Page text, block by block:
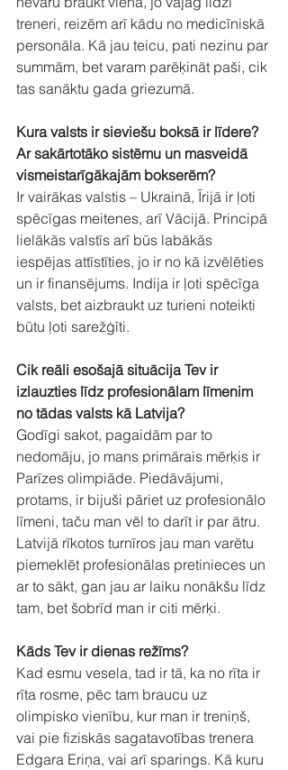
treneri, reizēm arī kādu no medicīniskā
personāla. Kā jau teicu, pati nezinu par
summām, bet varam parēķināt paši, cik
tas sanāktu gada griezumā.
Kura valsts ir sieviešu boksā ir līdere?
Ar sakārtotāko sistēmu un masveidā
vismeistarīgākajām bokserēm?
Ir vairākas valstis – Ukrainā, Īrijā ir ļoti
spēcīgas meitenes, arī Vācijā. Principā
lielākās valstīs arī būs labākās
iespējas attīstīties, jo ir no kā izvēlēties
un ir finansējums. Indija ir ļoti spēcīga
valsts, bet aizbraukt uz turieni noteikti
būtu ļoti sarežģīti.
Cik reāli esošajā situācija Tev ir
izlauzties līdz profesionālam līmenim
no tādas valsts kā Latvija?
Godīgi sakot, pagaidām par to
nedomāju, jo mans primārais mērķis ir
Parīzes olimpiāde. Piedāvājumi,
protams, ir bijuši pāriet uz profesionālo
līmeni, taču man vēl to darīt ir par ātru.
Latvijā rīkotos turnīros jau man varētu
piemeklēt profesionālas pretinieces un
ar to sākt, gan jau ar laiku nonākšu līdz
tam, bet šobrīd man ir citi mērķi.
Kāds Tev ir dienas režīms?
Kad esmu vesela, tad ir tā, ka no rīta ir
rīta rosme, pēc tam braucu uz
olimpisko vienību, kur man ir treniņš,
vai pie fiziskās sagatavotības trenera
Edgara Eriņa, vai arī sparings. Kā kuru